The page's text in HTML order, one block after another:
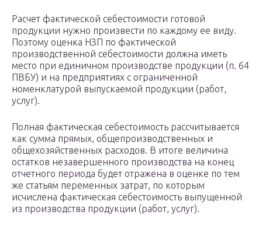
Расчет фактической себестоимости готовой
продукции нужно произвести по каждому ее виду.
Поэтому оценка НЗП по фактической
производственной себестоимости должна иметь
место при единичном производстве продукции (п. 64
ПВБУ) и на предприятиях с ограниченной
номенклатурой выпускаемой продукции (работ,
услуг).
Полная фактическая себестоимость рассчитывается
как сумма прямых, общепроизводственных и
общехозяйственных расходов. В итоге величина
остатков незавершенного производства на конец
отчетного периода будет отражена в оценке по тем
же статьям переменных затрат, по которым
исчислена фактическая себестоимость выпущенной
из производства продукции (работ, услуг).